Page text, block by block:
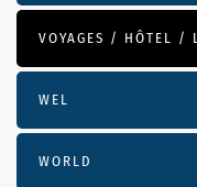
VOYAGES / HÔTEL /
WEL
WORLD